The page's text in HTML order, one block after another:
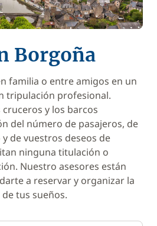
Borgoña
familia o entre amigos en un
tripulación profesional.
y los barcos
del número de pasajeros, de
de vuestros deseos de
ninguna titulación o
Nuestro asesores están
a reservar y organizar la
tus sueños.